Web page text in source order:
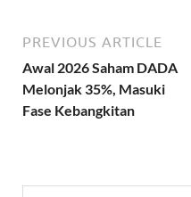
PREVIOUS ARTICLE
Awal 2026 Saham DADA
Melonjak 35%, Masuki
Fase Kebangkitan